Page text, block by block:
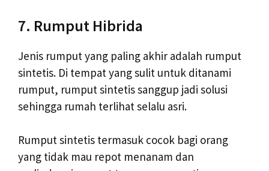
7. Rumput Hibrida
Jenis rumput yang paling akhir adalah rumput
sintetis. Di tempat yang sulit untuk ditanami
rumput, rumput sintetis sanggup jadi solusi
sehingga rumah terlihat selalu asri.
Rumput sintetis termasuk cocok bagi orang
yang tidak mau repot menanam dan